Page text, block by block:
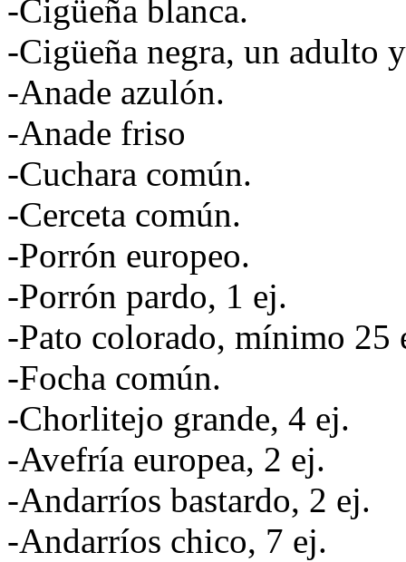
-Cigüeña blanca.
-Cigüeña negra, un adulto
-Anade azulón.
-Anade friso
-Cuchara común.
-Cerceta común.
-Porrón europeo.
-Porrón pardo, 1 ej.
-Pato colorado, mínimo 25
-Focha común.
-Chorlitejo grande, 4 ej.
-Avefría europea, 2 ej.
-Andarríos bastardo, 2 ej.
-Andarríos chico, 7 ej.